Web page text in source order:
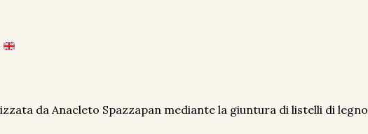
da Anacleto Spazzapan mediante la giuntura di listelli di legno